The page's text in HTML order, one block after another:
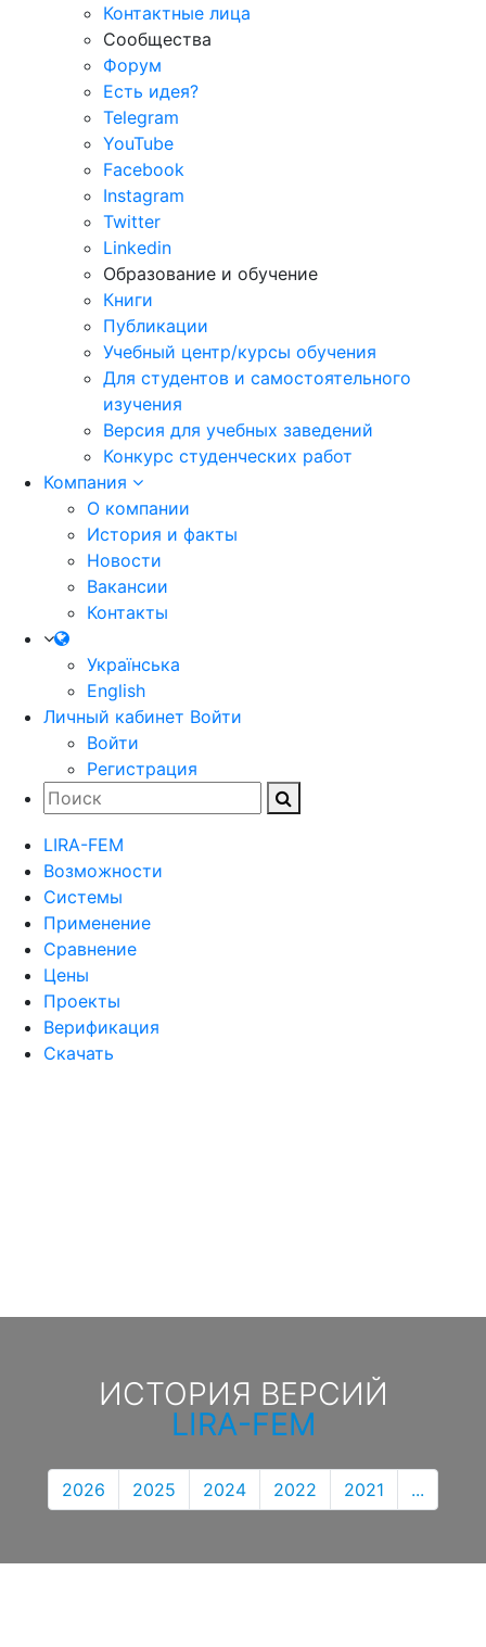
Контактные лица
Сообщества
Форум
Есть идея?
Telegram
YouTube
Facebook
Instagram
Twitter
Linkedin
Образование и обучение
Книги
Публикации
Учебный центр/курсы обучения
Для студентов и самостоятельного
изучения
Версия для учебных заведений
Конкурс студенческих работ
Компания
О компании
История и факты
Новости
Вакансии
Контакты
Українська
English
Личный кабинет Войти
Войти
Регистрация
LIRA-FEM
Возможности
Cистемы
Применение
Сравнение
Цены
Проекты
Верификация
Скачать
ИСТОРИЯ ВЕРСИЙ
LIRA-FEM
2026 2025 2024 2022 2021 ...